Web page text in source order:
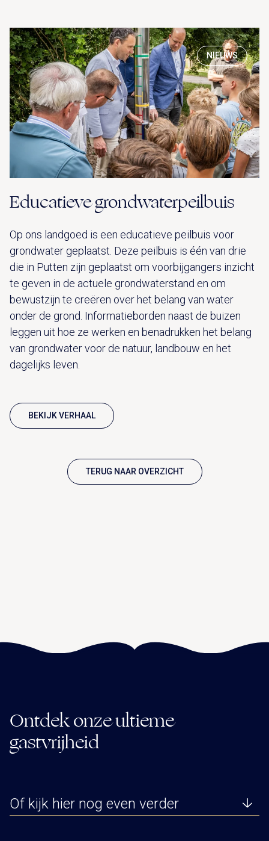
NIEUWS
Educatieve grondwaterpeilbuis
Op ons landgoed is een educatieve peilbuis voor
grondwater geplaatst. Deze peilbuis is één van drie
die in Putten zijn geplaatst om voorbijgangers inzicht
te geven in de actuele grondwaterstand en om
bewustzijn te creëren over het belang van water
onder de grond. Informatieborden naast de buizen
leggen uit hoe ze werken en benadrukken het belang
van grondwater voor de natuur, landbouw en het
dagelijks leven.
BEKIJK VERHAAL
TERUG NAAR OVERZICHT
Ontdek onze ultieme
gastvrijheid
Of kijk hier nog even verder